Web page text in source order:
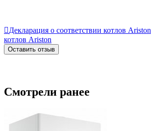
Декларация о соответствии котлов Ariston
котлов Ariston
Оставить отзыв
Смотрели ранее